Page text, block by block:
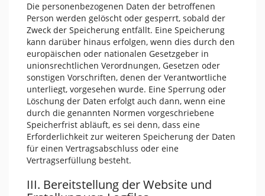
Die personenbezogenen Daten der betroffenen
Person werden gelöscht oder gesperrt, sobald der
Zweck der Speicherung entfällt. Eine Speicherung
kann darüber hinaus erfolgen, wenn dies durch den
europäischen oder nationalen Gesetzgeber in
unionsrechtlichen Verordnungen, Gesetzen oder
sonstigen Vorschriften, denen der Verantwortliche
unterliegt, vorgesehen wurde. Eine Sperrung oder
Löschung der Daten erfolgt auch dann, wenn eine
durch die genannten Normen vorgeschriebene
Speicherfrist abläuft, es sei denn, dass eine
Erforderlichkeit zur weiteren Speicherung der Daten
für einen Vertragsabschluss oder eine
Vertragserfüllung besteht.
III. Bereitstellung der Website und